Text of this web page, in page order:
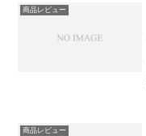
商品レビュー
商品レビュー